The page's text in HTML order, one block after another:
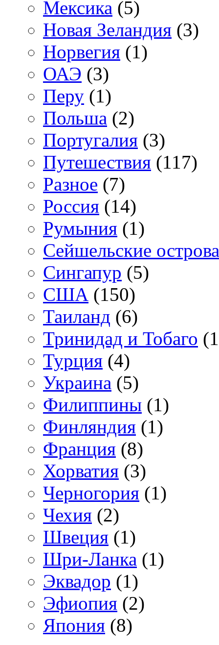
Мексика (5)
Новая Зеландия (3)
Норвегия (1)
ОАЭ (3)
Перу (1)
Польша (2)
Португалия (3)
Путешествия (117)
Разное (7)
Россия (14)
Румыния (1)
Сейшельские острова
Сингапур (5)
США (150)
Таиланд (6)
Тринидад и Тобаго
Турция (4)
Украина (5)
Филиппины (1)
Финляндия (1)
Франция (8)
Хорватия (3)
Черногория (1)
Чехия (2)
Швеция (1)
Шри-Ланка (1)
Эквадор (1)
Эфиопия (2)
Япония (8)